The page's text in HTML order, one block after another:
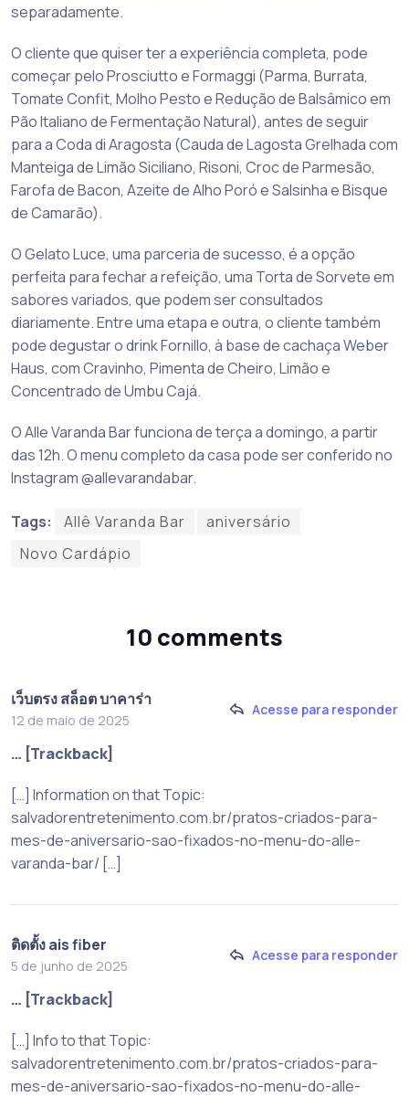
separadamente.
O cliente que quiser ter a experiência completa, pode
começar pelo Prosciutto e Formaggi (Parma, Burrata,
Tomate Confit, Molho Pesto e Redução de Balsâmico em
Pão Italiano de Fermentação Natural), antes de seguir
para a Coda di Aragosta (Cauda de Lagosta Grelhada com
Manteiga de Limão Siciliano, Risoni, Croc de Parmesão,
Farofa de Bacon, Azeite de Alho Poró e Salsinha e Bisque
de Camarão).
O Gelato Luce, uma parceria de sucesso, é a opção
perfeita para fechar a refeição, uma Torta de Sorvete em
sabores variados, que podem ser consultados
diariamente. Entre uma etapa e outra, o cliente também
pode degustar o drink Fornillo, à base de cachaça Weber
Haus, com Cravinho, Pimenta de Cheiro, Limão e
Concentrado de Umbu Cajá.
O Alle Varanda Bar funciona de terça a domingo, a partir
das 12h. O menu completo da casa pode ser conferido no
Instagram @allevarandabar.
Tags: Allê Varanda Bar
aniversário
Novo Cardápio
10 comments
เว็บตรง สล็อต บาคาร่า
12 de maio de 2025
Acesse para responder
… [Trackback]
[…] Information on that Topic:
salvadorentretenimento.com.br/pratos-criados-para-
mes-de-aniversario-sao-fixados-no-menu-do-alle-
varanda-bar/ […]
ติดตั้ง ais fiber
5 de junho de 2025
Acesse para responder
… [Trackback]
[…] Info to that Topic:
salvadorentretenimento.com.br/pratos-criados-para-
mes-de-aniversario-sao-fixados-no-menu-do-alle-